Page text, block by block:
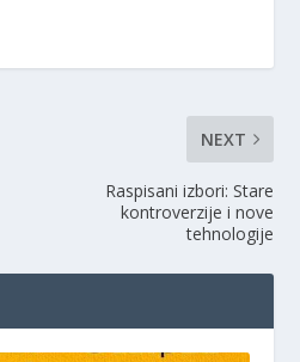
NEXT
Raspisani izbori: Stare
kontroverzije i nove
tehnologije